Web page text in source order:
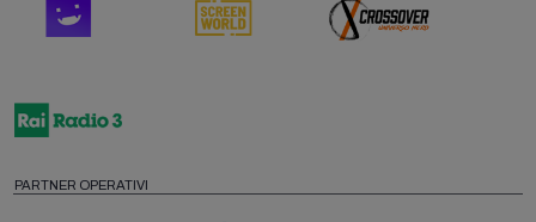
PARTNER OPERATIVI